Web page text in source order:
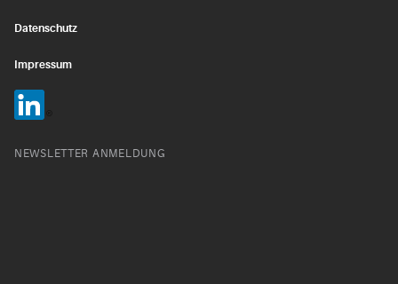
Datenschutz
Impressum
NEWSLETTER ANMELDUNG